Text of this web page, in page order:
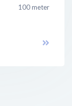
100 meter